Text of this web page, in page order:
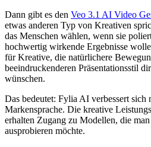
Dann gibt es den Veo 3.1 AI Video
etwas anderen Typ von Kreativen
das Menschen wählen, wenn sie
hochwertig wirkende Ergebnisse
für Kreative, die natürlichere
beeindruckenderen Präsentationsstil
wünschen.
Das bedeutet: Fylia AI verbessert sich
Markensprache. Die kreative
erhalten Zugang zu Modellen, die
ausprobieren möchte.